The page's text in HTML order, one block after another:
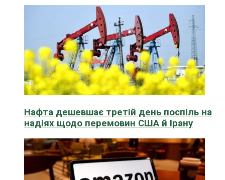
Нафта дешевшає третій день поспіль на
надіях щодо перемовин США й Ірану